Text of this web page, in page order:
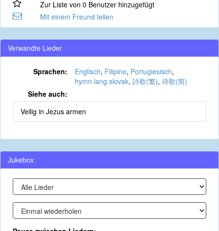
Zur Liste von 0 Benutzer hinzugefügt
Mit einem Freund teilen
Verwandte Lieder
Sprachen: Englisch, Filipino, Portugiesisch,
hymn.lang.slovak, 詩歌(繁), 诗歌(简)
Siehe auch:
Veilig in Jezus armen
Jukebox